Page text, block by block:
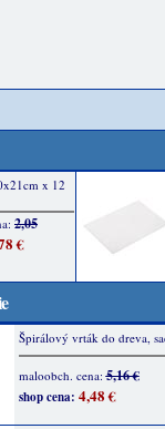
Špirálový vrták do dreva,
maloobch. cena:5,16 €
shop cena: 4,48 €